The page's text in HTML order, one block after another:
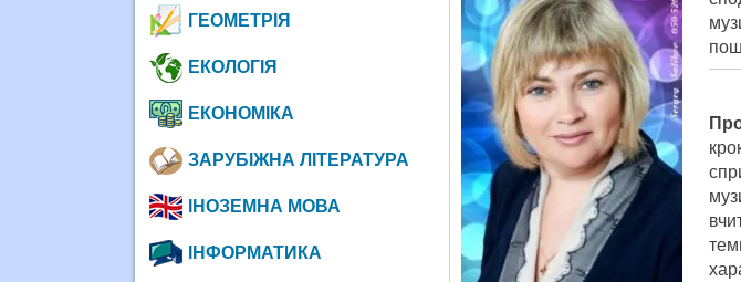
ГЕОМЕТРІЯ
ЕКОЛОГІЯ
ЕКОНОМІКА
ЗАРУБІЖНА ЛІТЕРАТУРА
ІНОЗЕМНА МОВА
ІНФОРМАТИКА